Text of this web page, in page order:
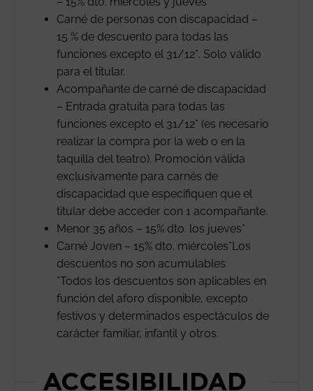
Carné de personas con discapacidad –
15 % de descuento para todas las
funciones excepto el 31/12*. Solo válido
para el titular.
Acompañante de carné de discapacidad
– Entrada gratuita para todas las
funciones excepto el 31/12* (es necesario
realizar la compra por la web o en la
taquilla del teatro). Promoción válida
exclusivamente para carnés de
discapacidad que especifiquen que el
titular debe acceder con 1 acompañante.
Menor 35 años – 15% dto. los jueves*
Carné Joven – 15% dto. miércoles*Los
descuentos no son acumulables
*Todos los descuentos son aplicables en
función del aforo disponible, excepto
festivos y determinados espectáculos de
carácter familiar, infantil y otros.
ACCESIBILIDAD